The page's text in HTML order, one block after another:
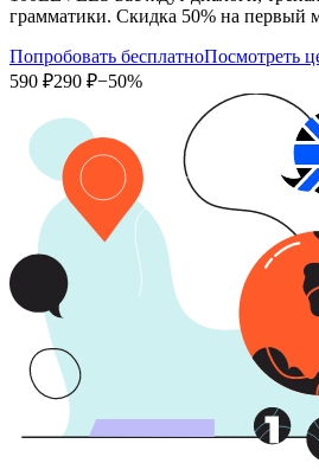
грамматики. Скидка 50% на первый
Попробовать бесплатноПосмотреть
590 ₽290 ₽−50%